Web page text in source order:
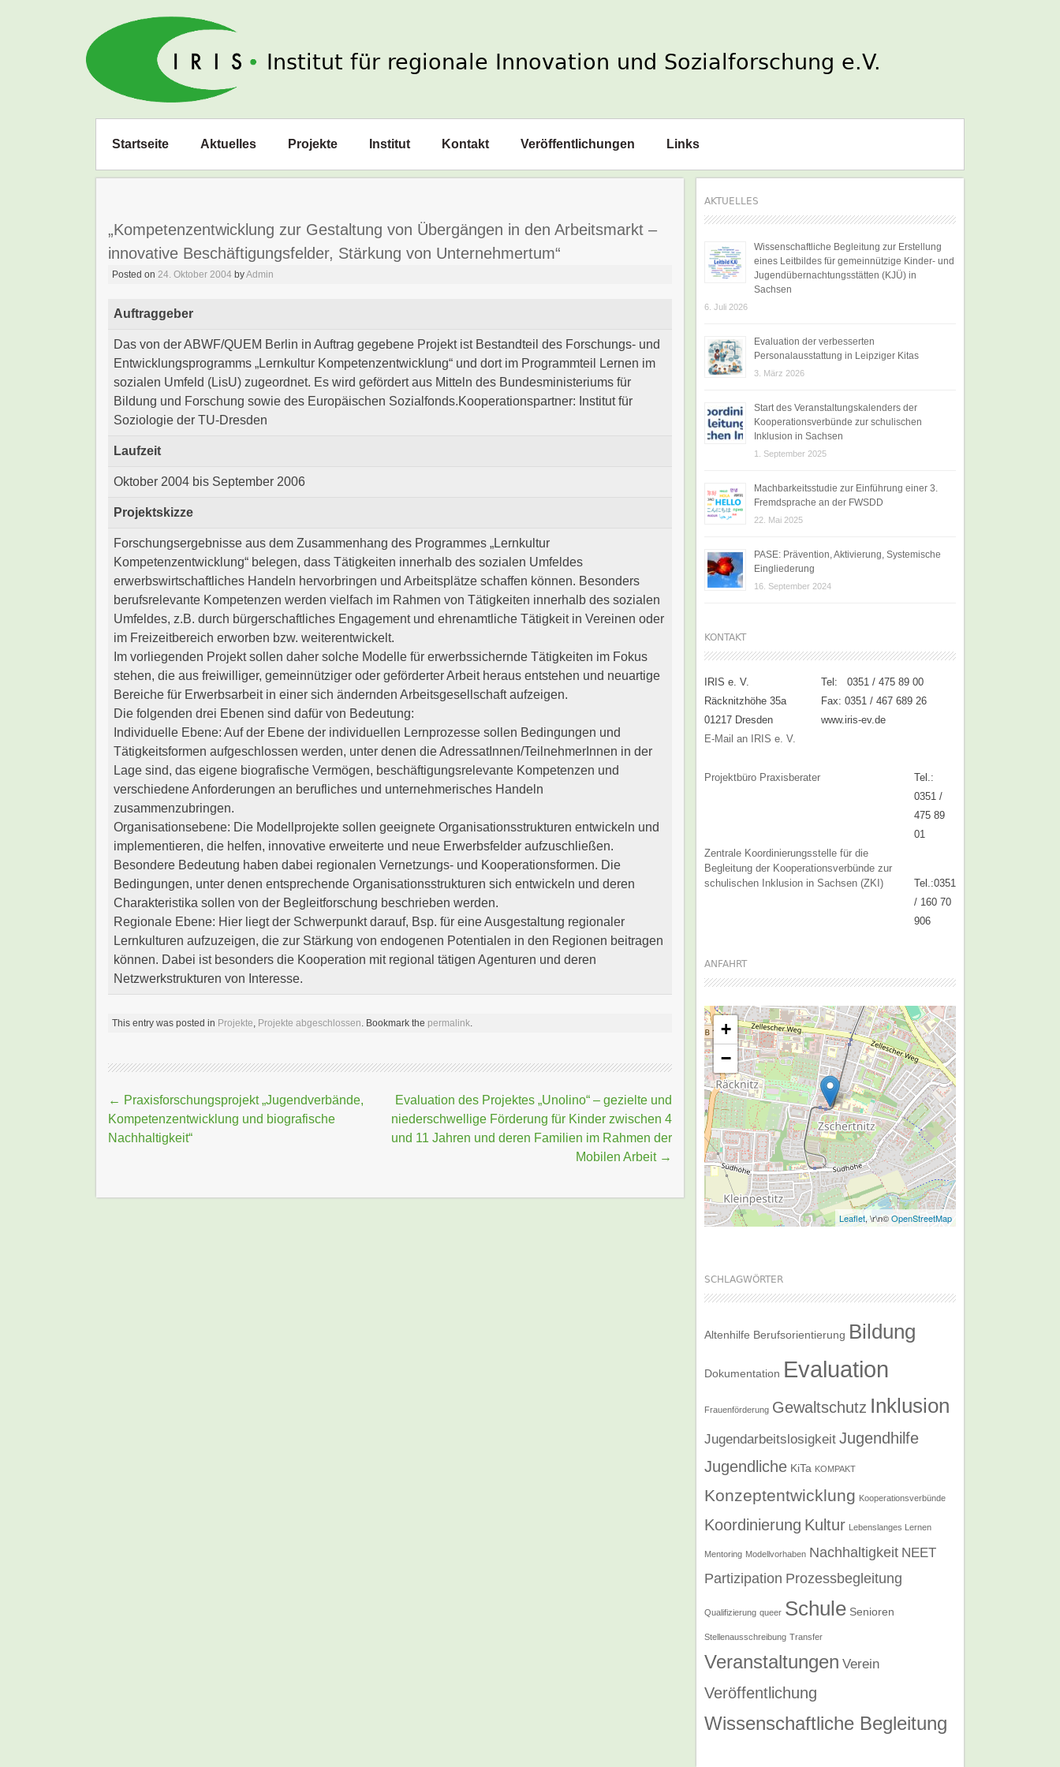
IRIS e. V.
Zum
springen
Startseite Aktuelles Projekte Institut Kontakt Veröffentlichungen Links
„Kompetenzentwicklung zur Gestaltung von Übergängen in den Arbeitsmarkt –
innovative Beschäftigungsfelder, Stärkung von Unternehmertum“
Posted on 24. Oktober 2004 byAdmin
Auftraggeber
Das von der ABWF/QUEM Berlin in Auftrag gegebene Projekt ist Bestandteil des Forschungs- und
Entwicklungsprogramms „Lernkultur Kompetenzentwicklung“ und dort im Programmteil Lernen im
sozialen Umfeld (LisU) zugeordnet. Es wird gefördert aus Mitteln des Bundesministeriums für
Bildung und Forschung sowie des Europäischen Sozialfonds.Kooperationspartner: Institut für
Soziologie der TU-Dresden
Laufzeit
Oktober 2004 bis September 2006
Projektskizze
Forschungsergebnisse aus dem Zusammenhang des Programmes „Lernkultur
Kompetenzentwicklung“ belegen, dass Tätigkeiten innerhalb des sozialen Umfeldes
erwerbswirtschaftliches Handeln hervorbringen und Arbeitsplätze schaffen können. Besonders
berufsrelevante Kompetenzen werden vielfach im Rahmen von Tätigkeiten innerhalb des sozialen
Umfeldes, z.B. durch bürgerschaftliches Engagement und ehrenamtliche Tätigkeit in Vereinen oder
im Freizeitbereich erworben bzw. weiterentwickelt.
Im vorliegenden Projekt sollen daher solche Modelle für erwerbssichernde Tätigkeiten im Fokus
stehen, die aus freiwilliger, gemeinnütziger oder geförderter Arbeit heraus entstehen und neuartige
Bereiche für Erwerbsarbeit in einer sich ändernden Arbeitsgesellschaft aufzeigen.
Die folgenden drei Ebenen sind dafür von Bedeutung:
Individuelle Ebene: Auf der Ebene der individuellen Lernprozesse sollen Bedingungen und
Tätigkeitsformen aufgeschlossen werden, unter denen die AdressatInnen/TeilnehmerInnen in der
Lage sind, das eigene biografische Vermögen, beschäftigungsrelevante Kompetenzen und
verschiedene Anforderungen an berufliches und unternehmerisches Handeln
zusammenzubringen.
Organisationsebene: Die Modellprojekte sollen geeignete Organisationsstrukturen entwickeln und
implementieren, die helfen, innovative erweiterte und neue Erwerbsfelder aufzuschließen.
Besondere Bedeutung haben dabei regionalen Vernetzungs- und Kooperationsformen. Die
Bedingungen, unter denen entsprechende Organisationsstrukturen sich entwickeln und deren
Charakteristika sollen von der Begleitforschung beschrieben werden.
Regionale Ebene: Hier liegt der Schwerpunkt darauf, Bsp. für eine Ausgestaltung regionaler
Lernkulturen aufzuzeigen, die zur Stärkung von endogenen Potentialen in den Regionen beitragen
können. Dabei ist besonders die Kooperation mit regional tätigen Agenturen und deren
Netzwerkstrukturen von Interesse.
This entry was posted in Projekte, Projekte abgeschlossen. Bookmark the permalink.
Beitragsnavigation
← Praxisforschungsprojekt „Jugendverbände,
Kompetenzentwicklung und biografische
Nachhaltigkeit“
Evaluation des Projektes „Unolino“ – gezielte und
niederschwellige Förderung für Kinder zwischen 4
und 11 Jahren und deren Familien im Rahmen der
Mobilen Arbeit →
AKTUELLES
Wissenschaftliche Begleitung zur Erstellung
eines Leitbildes für gemeinnützige Kinder- und
Jugendübernachtungsstätten (KJÜ) in
Sachsen
6. Juli 2026
Evaluation der verbesserten
Personalausstattung in Leipziger Kitas
3. März 2026
Start des Veranstaltungskalenders der
Kooperationsverbünde zur schulischen
Inklusion in Sachsen
1. September 2025
Machbarkeitsstudie zur Einführung einer 3.
Fremdsprache an der FWSDD
22. Mai 2025
PASE: Prävention, Aktivierung, Systemische
Eingliederung
16. September 2024
KONTAKT
IRIS e. V.
Tel: 0351 / 475 89 00
Räcknitzhöhe 35a
Fax: 0351 / 467 689 26
01217 Dresden
www.iris-ev.de
E-Mail an IRIS e. V.
Projektbüro Praxisberater
Tel.:
0351 /
475 89
01
Zentrale Koordinierungsstelle für die
Begleitung der Kooperationsverbünde zur
schulischen Inklusion in Sachsen (ZKI)
Tel.:0351
/ 160 70
906
ANFAHRT
+
−
Leaflet, \r\n©OpenStreetMap
SCHLAGWÖRTER
Altenhilfe Berufsorientierung Bildung
Dokumentation Evaluation
Frauenförderung Gewaltschutz Inklusion
Jugendarbeitslosigkeit Jugendhilfe
Jugendliche KiTa KOMPAKT
Konzeptentwicklung Kooperationsverbünde
Koordinierung Kultur Lebenslanges Lernen
Mentoring Modellvorhaben Nachhaltigkeit NEET
Partizipation Prozessbegleitung
Qualifizierung queer Schule Senioren
Stellenausschreibung Transfer
Veranstaltungen Verein
Veröffentlichung
Wissenschaftliche Begleitung